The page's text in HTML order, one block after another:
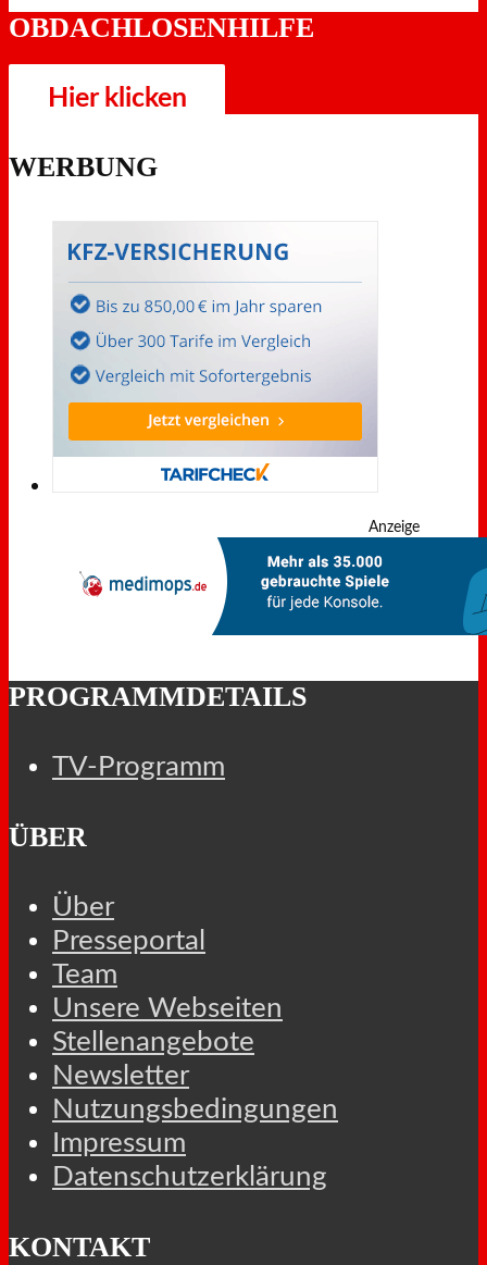
OBDACHLOSENHILFE
Hier klicken
WERBUNG
Anzeige
PROGRAMMDETAILS
TV-Programm
ÜBER
Über
Presseportal
Team
Unsere Webseiten
Stellenangebote
Newsletter
Nutzungsbedingungen
Impressum
Datenschutzerklärung
KONTAKT